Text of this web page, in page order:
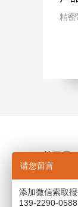
精
公司介绍
产业布局
请您留言
添加微信索取
139-2290-0588